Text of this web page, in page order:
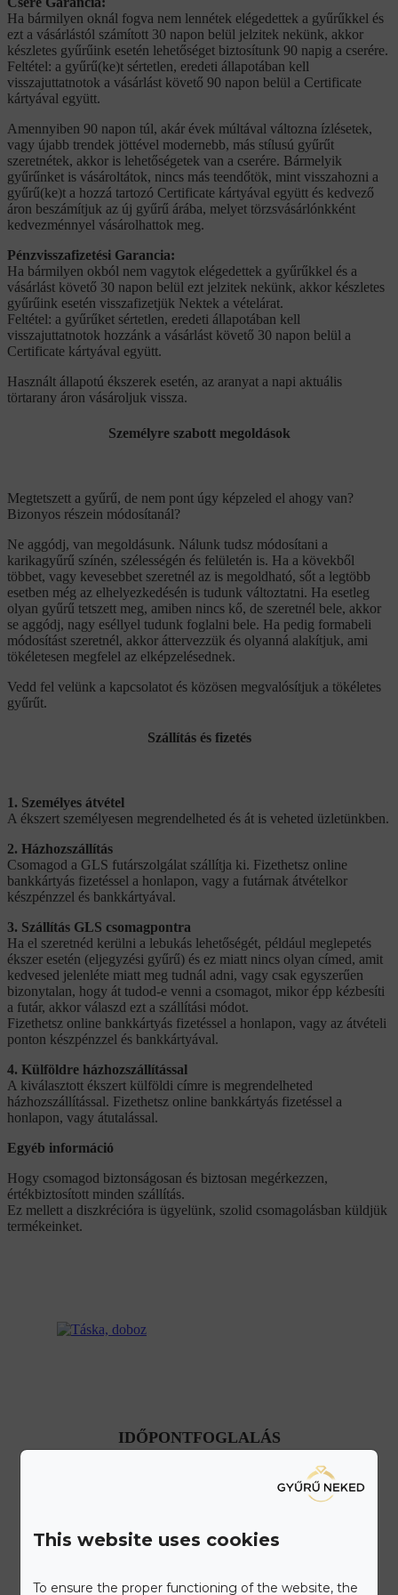
Ha bármilyen oknál fogva nem lennétek elégedettek a gyűrűkkel és
ezt a vásárlástól számított 30 napon belül jelzitek nekünk, akkor
készletes gyűrűink esetén lehetőséget biztosítunk 90 napig a cserére.
Feltétel: a gyűrű(ke)t sértetlen, eredeti állapotában kell
visszajuttatnotok a vásárlást követő 90 napon belül a Certificate
kártyával együtt.
Amennyiben 90 napon túl, akár évek múltával változna ízlésetek,
vagy újabb trendek jöttével modernebb, más stílusú gyűrűt
szeretnétek, akkor is lehetőségetek van a cserére. Bármelyik
gyűrűnket is vásároltátok, nincs más teendőtök, mint visszahozni a
gyűrű(ke)t a hozzá tartozó Certificate kártyával együtt és kedvező
áron beszámítjuk az új gyűrű árába, melyet törzsvásárlónkként
kedvezménnyel vásárolhattok meg.
Pénzvisszafizetési Garancia:
Ha bármilyen okból nem vagytok elégedettek a gyűrűkkel és a
vásárlást követő 30 napon belül ezt jelzitek nekünk, akkor készletes
gyűrűink esetén visszafizetjük Nektek a vételárat.
Feltétel: a gyűrűket sértetlen, eredeti állapotában kell
visszajuttatnotok hozzánk a vásárlást követő 30 napon belül a
Certificate kártyával együtt.
Használt állapotú ékszerek esetén, az aranyat a napi aktuális
törtarany áron vásároljuk vissza.
Személyre szabott megoldások
Megtetszett a gyűrű, de nem pont úgy képzeled el ahogy van?
Bizonyos részein módosítanál?
Ne aggódj, van megoldásunk. Nálunk tudsz módosítani a
karikagyűrű színén, szélességén és felületén is. Ha a kövekből
többet, vagy kevesebbet szeretnél az is megoldható, sőt a legtöbb
esetben még az elhelyezkedésén is tudunk változtatni. Ha esetleg
olyan gyűrű tetszett meg, amiben nincs kő, de szeretnél bele, akkor
se aggódj, nagy eséllyel tudunk foglalni bele. Ha pedig formabeli
módosítást szeretnél, akkor áttervezzük és olyanná alakítjuk, ami
tökéletesen megfelel az elképzelésednek.
Vedd fel velünk a kapcsolatot és közösen megvalósítjuk a tökéletes
gyűrűt.
Szállítás és fizetés
1. Személyes átvétel
A ékszert személyesen megrendelheted és át is veheted üzletünkben.
2. Házhozszállítás
Csomagod a GLS futárszolgálat szállítja ki. Fizethetsz online
bankkártyás fizetéssel a honlapon, vagy a futárnak átvételkor
készpénzzel és bankkártyával.
3. Szállítás GLS csomagpontra
Ha el szeretnéd kerülni a lebukás lehetőségét, például meglepetés
ékszer esetén (eljegyzési gyűrű) és ez miatt nincs olyan címed, amit
kedvesed jelenléte miatt meg tudnál adni, vagy csak egyszerűen
bizonytalan, hogy át tudod-e venni a csomagot, mikor épp kézbesíti
a futár, akkor válaszd ezt a szállítási módot.
Fizethetsz online bankkártyás fizetéssel a honlapon, vagy az átvételi
ponton készpénzzel és bankkártyával.
4. Külföldre házhozszállítással
A kiválasztott ékszert külföldi címre is megrendelheted
házhozszállítással. Fizethetsz online bankkártyás fizetéssel a
honlapon, vagy átutalással.
Egyéb információ
Hogy csomagod biztonságosan és biztosan megérkezzen,
értékbiztosított minden szállítás.
Ez mellett a diszkrécióra is ügyelünk, szolid csomagolásban küldjük
termékeinket.
IDŐPONTFOGLALÁS
Elegáns, kétszintes szalonunkat a belváros patinás részén az
This website uses cookies
To ensure the proper functioning of the website, the